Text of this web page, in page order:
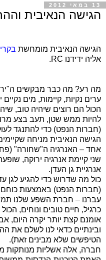
13 במאי 2012
הגישה הנאיבית
הגישה הנאיבית מומחשת
אליה ידידנו RC
.
מה רע? מה כבר מבקשים
ערים נקיות, קיימות, מים
הכול הם רוצים שיהיה טוב,
להיות ממש שטן, תעב בצע
(חברות הנפט) כדי להתנגד
הגישה הנאיבית מניחה
אחד – האנרגיה ה"שחורה"
שני קיימת אנרגיה ירוקה,
אנרגיית גן העדן.
כול מה שדרוש כדי להגיע לגן
(חברות הנפט) באמצעות
עברנו – חברת השפע שלנו
כרגיל, חיים טובים ונוחים,
אומנם קצת יותר יקרה היום,
ובינתיים כדאי לנו לשלם
הטיפשים שלא מבינים זאת).
חברה, אלה אשליות מנותקות